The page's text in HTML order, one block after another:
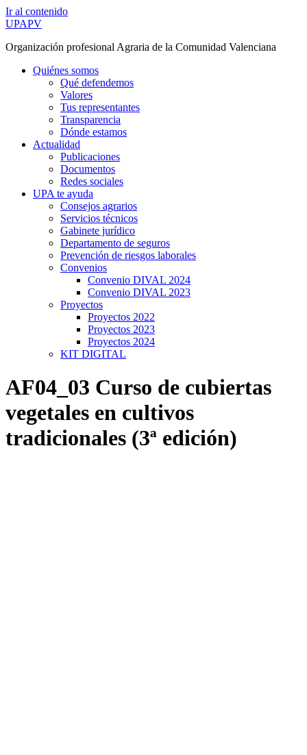
Ir al contenido
UPAPV
Organización profesional Agraria de la Comunidad Valenciana
Quiénes somos
Qué defendemos
Valores
Tus representantes
Transparencia
Dónde estamos
Actualidad
Publicaciones
Documentos
Redes sociales
UPA te ayuda
Consejos agrarios
Servicios técnicos
Gabinete jurídico
Departamento de seguros
Prevención de riesgos laborales
Convenios
Convenio DIVAL 2024
Convenio DIVAL 2023
Proyectos
Proyectos 2022
Proyectos 2023
Proyectos 2024
KIT DIGITAL
AF04_03 Curso de cubiertas
vegetales en cultivos
tradicionales (3ª edición)